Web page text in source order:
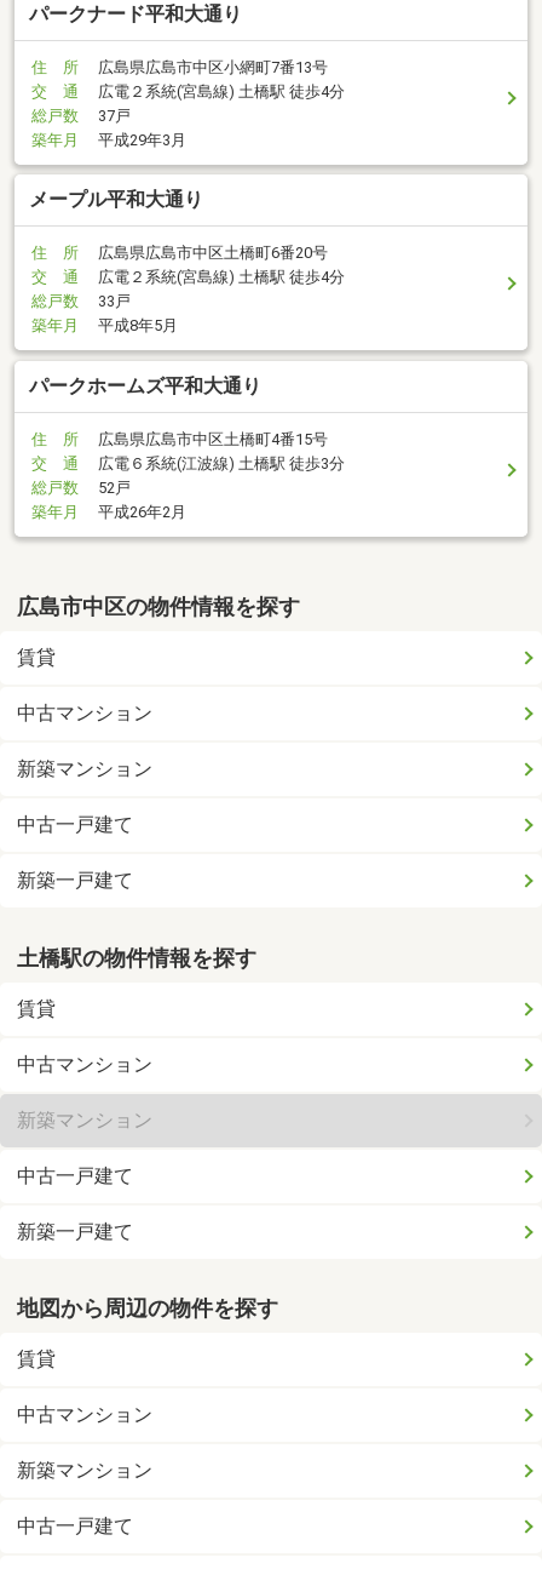
パークナード平和大通り
住 所
広島県広島市中区小網町7番13号
交 通
広電２系統(宮島線) 土橋駅 徒歩4分
総戸数
37戸
築年月
平成29年3月
メープル平和大通り
住 所
広島県広島市中区土橋町6番20号
交 通
広電２系統(宮島線) 土橋駅 徒歩4分
総戸数
33戸
築年月
平成8年5月
パークホームズ平和大通り
住 所
広島県広島市中区土橋町4番15号
交 通
広電６系統(江波線) 土橋駅 徒歩3分
総戸数
52戸
築年月
平成26年2月
広島市中区の物件情報を探す
賃貸
中古マンション
新築マンション
中古一戸建て
新築一戸建て
土橋駅の物件情報を探す
賃貸
中古マンション
新築マンション
中古一戸建て
新築一戸建て
地図から周辺の物件を探す
賃貸
中古マンション
新築マンション
中古一戸建て